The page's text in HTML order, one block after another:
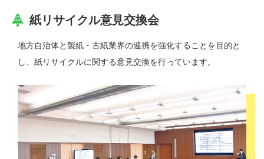
紙リサイクル意見交換会
地⽅自治体と製紙・古紙業界の連携を強化することを目的と
し、紙リサイクルに関する意見交換を行っています。